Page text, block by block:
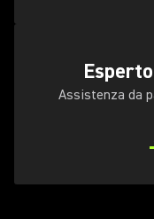
Assistenza da